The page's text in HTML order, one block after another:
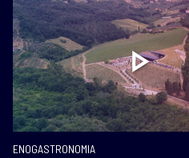
ENOGASTRONOMIA